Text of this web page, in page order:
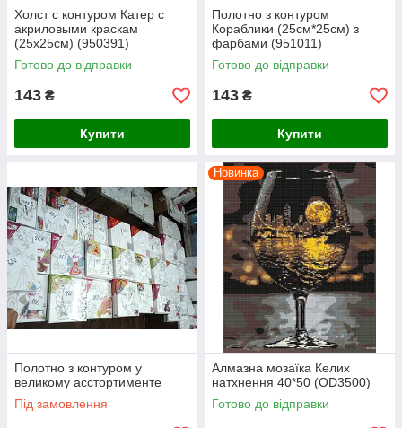
Холст с контуром Катер с
акриловыми краскам
(25х25см) (950391)
Готово до відправки
143 ₴
Купити
Полотно з контуром
Кораблики (25см*25см) з
фарбами (951011)
Готово до відправки
143 ₴
Купити
Полотно з контуром у
великому асстортименте
Під замовлення
Новинка
Алмазна мозаїка Келих
натхнення 40*50 (OD3500)
Готово до відправки